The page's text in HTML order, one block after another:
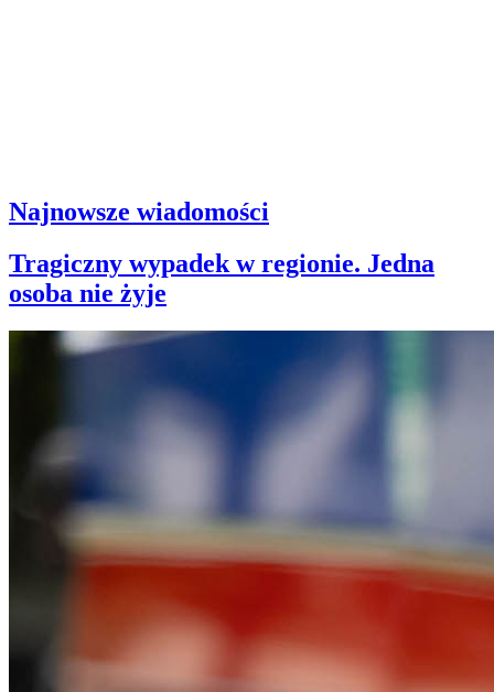
Najnowsze wiadomości
Tragiczny wypadek w regionie. Jedna
osoba nie żyje